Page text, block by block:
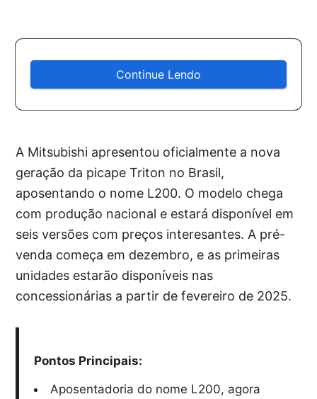
Continue Lendo
A Mitsubishi apresentou oficialmente a nova
geração da picape Triton no Brasil,
aposentando o nome L200. O modelo chega
com produção nacional e estará disponível em
seis versões com preços interesantes. A pré-
venda começa em dezembro, e as primeiras
unidades estarão disponíveis nas
concessionárias a partir de fevereiro de 2025.
Pontos Principais:
Aposentadoria do nome L200, agora